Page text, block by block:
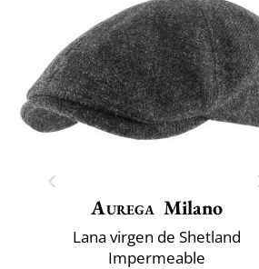
Aurega Milano
Lana virgen de Shetland
Impermeable